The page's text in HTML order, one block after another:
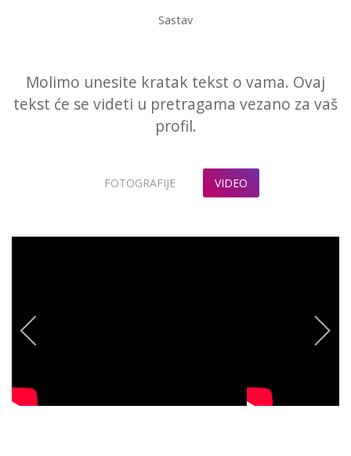
Sastav
Molimo unesite kratak tekst o vama. Ovaj
tekst će se videti u pretragama vezano za vaš
profil.
FOTOGRAFIJE VIDEO